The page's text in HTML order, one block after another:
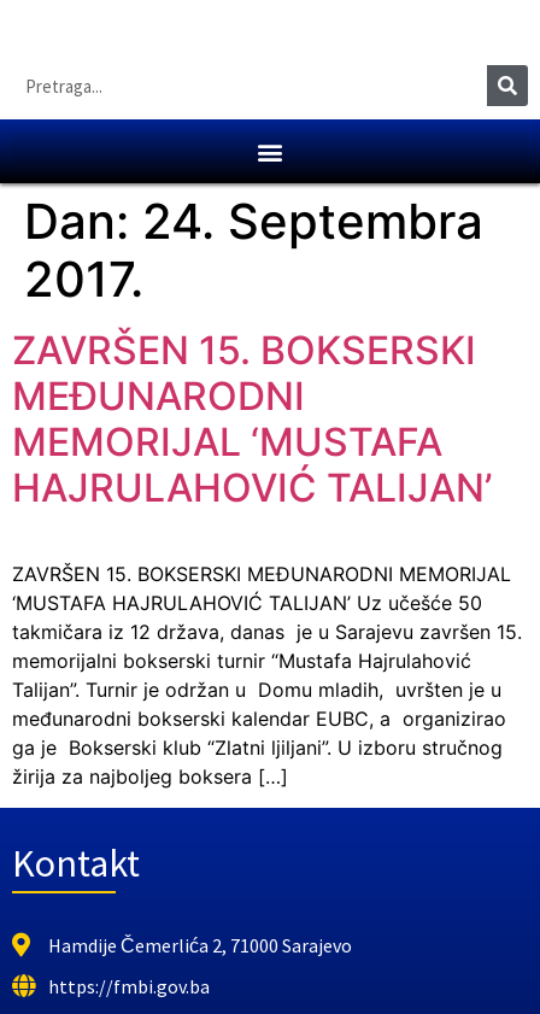
Dan: 24. Septembra
2017.
ZAVRŠEN 15. BOKSERSKI
MEĐUNARODNI
MEMORIJAL ‘MUSTAFA
HAJRULAHOVIĆ TALIJAN’
ZAVRŠEN 15. BOKSERSKI MEĐUNARODNI MEMORIJAL
‘MUSTAFA HAJRULAHOVIĆ TALIJAN’ Uz učešće 50
takmičara iz 12 država, danas je u Sarajevu završen 15.
memorijalni bokserski turnir “Mustafa Hajrulahović
Talijan”. Turnir je održan u Domu mladih, uvršten je u
međunarodni bokserski kalendar EUBC, a organizirao
ga je Bokserski klub “Zlatni ljiljani”. U izboru stručnog
žirija za najboljeg boksera […]
Kontakt
Hamdije Čemerlića 2, 71000 Sarajevo
https://fmbi.gov.ba